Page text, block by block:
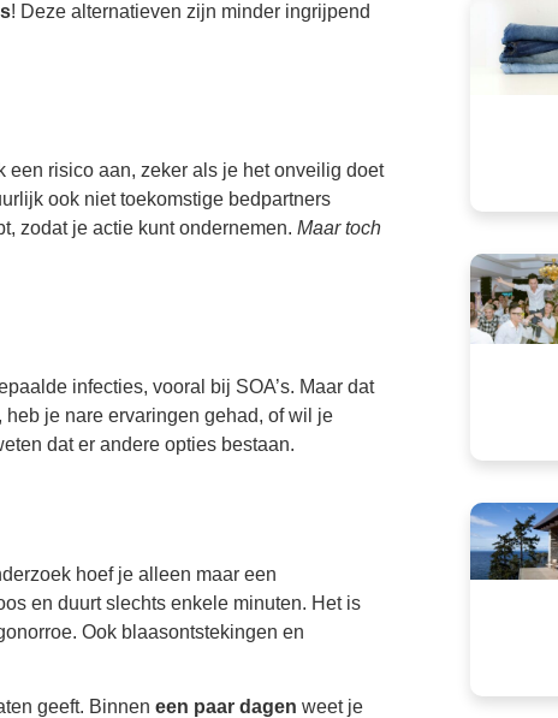
! Deze alternatieven zijn minder ingrijpend
een risico aan, zeker als je het onveilig doet
ook niet toekomstige bedpartners
zodat je actie kunt ondernemen. Maar toch
infecties, vooral bij SOA’s. Maar dat
je nare ervaringen gehad, of wil je
dat er andere opties bestaan.
hoef je alleen maar een
en duurt slechts enkele minuten. Het is
Ook blaasontstekingen en
geeft. Binnen een paar dagen weet je